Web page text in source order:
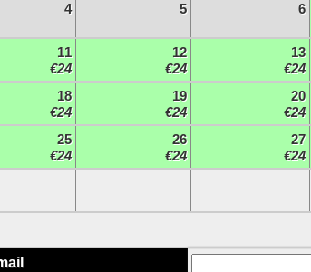
4 5 6
11
€24
12
€24
13
€24
18
€24
19
€24
20
€24
25
€24
26
€24
27
€24